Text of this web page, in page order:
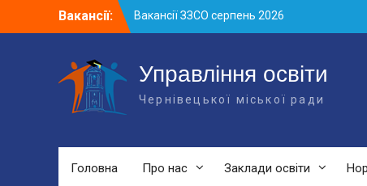
Вакансії:
Вакансії ЗЗСО серпень 2026
Вакансії ЗЗСО червень 2026
підрозділах ЗЗСО станом на 01.08.2026
р.Управління освіти
Чернівецької міської ради
Головна Про нас Заклади освіти